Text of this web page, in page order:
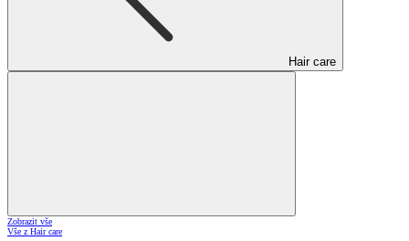
Hair care
Zobrazit vše
Vše z Hair care